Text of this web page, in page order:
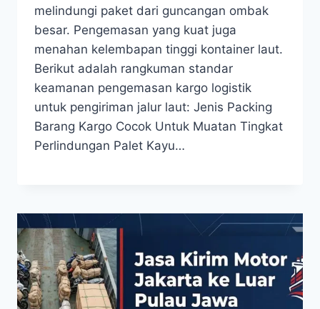
melindungi paket dari guncangan ombak
besar. Pengemasan yang kuat juga
menahan kelembapan tinggi kontainer laut.
Berikut adalah rangkuman standar
keamanan pengemasan kargo logistik
untuk pengiriman jalur laut: Jenis Packing
Barang Kargo Cocok Untuk Muatan Tingkat
Perlindungan Palet Kayu…